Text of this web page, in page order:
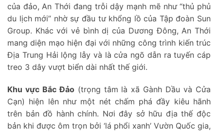
của đảo, An Thới đang trỗi dậy mạnh mẽ như “thủ phủ
du lịch mới” nhờ sự đầu tư khổng lồ của Tập đoàn Sun
Group. Khác với vẻ bình dị của Dương Đông, An Thới
mang diện mạo hiện đại với những công trình kiến trúc
Địa Trung Hải lộng lẫy và là cửa ngõ dẫn ra tuyến cáp
treo 3 dây vượt biển dài nhất thế giới.
Khu vực Bắc Đảo(trọng tâm là xã Gành Dầu và Cửa
Cạn) hiện lên như một nét chấm phá đầy kiêu hãnh
trên bản đồ hành chính. Nơi đây sở hữu địa thế độc
bản khi được ôm trọn bởi ‘lá phổi xanh’ Vườn Quốc gia,